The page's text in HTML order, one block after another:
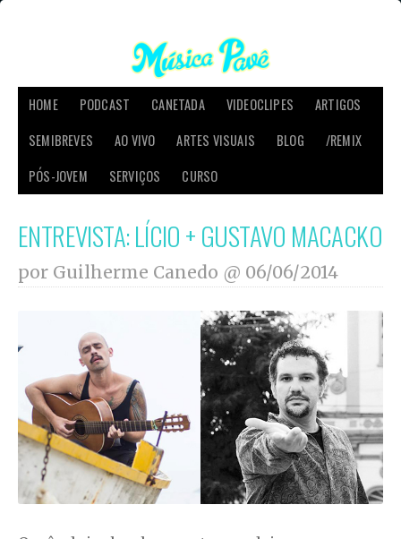
HOME PODCAST CANETADA VIDEOCLIPES
ARTIGOS
SEMIBREVES
AO VIVO ARTES VISUAIS BLOG
/REMIX
PÓS-JOVEM
SERVIÇOS CURSO
ENTREVISTA: LÍCIO + GUSTAVO MACACKO
por Guilherme Canedo @ 06/06/2014